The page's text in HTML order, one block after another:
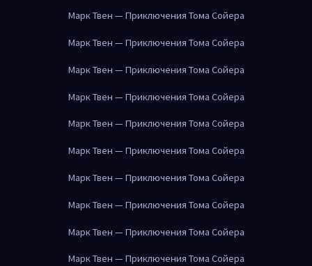
Марк Твен — Приключения Тома Сойера
Марк Твен — Приключения Тома Сойера
Марк Твен — Приключения Тома Сойера
Марк Твен — Приключения Тома Сойера
Марк Твен — Приключения Тома Сойера
Марк Твен — Приключения Тома Сойера
Марк Твен — Приключения Тома Сойера
Марк Твен — Приключения Тома Сойера
Марк Твен — Приключения Тома Сойера
Марк Твен — Приключения Тома Сойера